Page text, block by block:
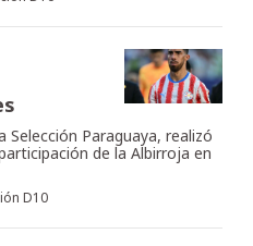
Selección Paraguaya, realizó
de la Albirroja en
D10